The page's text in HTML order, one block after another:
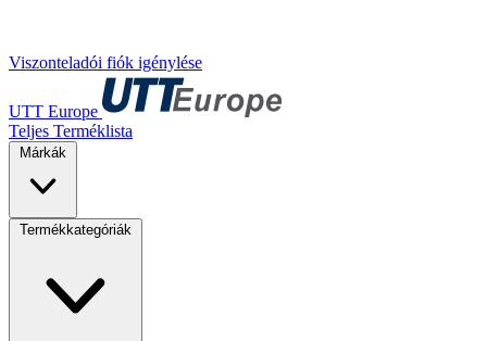
Viszonteladói fiók igénylése
UTT Europe
Teljes Terméklista
Márkák
Termékkategóriák